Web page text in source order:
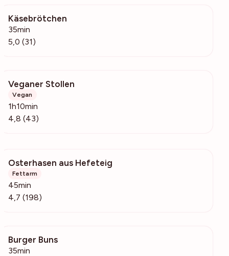
Käsebrötchen
35min
5,0 (31)
Veganer Stollen
Vegan
1h10min
4,8 (43)
Osterhasen aus Hefeteig
Fettarm
45min
4,7 (198)
Burger Buns
35min